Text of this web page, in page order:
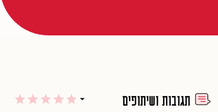
תגובות ושיתופים